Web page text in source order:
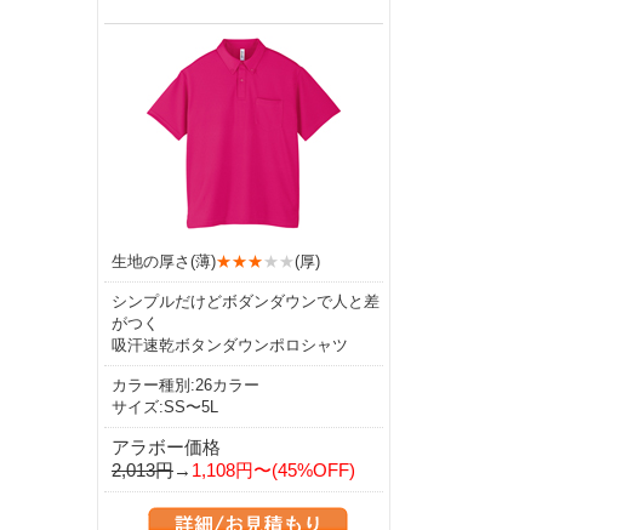
生地の厚さ(薄)★★★★★(厚)
シンプルだけどボダンダウンで人と差
がつく
吸汗速乾ボタンダウンポロシャツ
カラー種別:26カラー
サイズ:SS〜5L
アラボー価格
2,013円→ 1,108円〜(45%OFF)